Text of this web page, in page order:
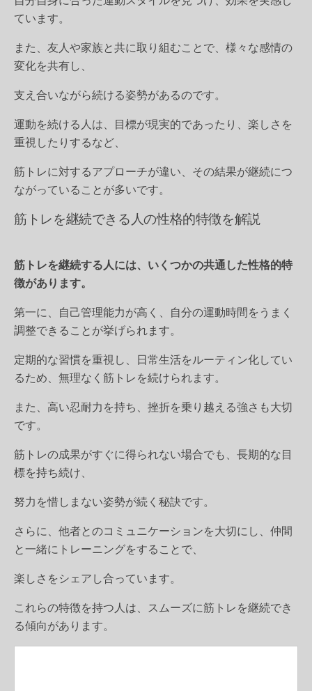
ています。
また、友人や家族と共に取り組むことで、様々な感情の
変化を共有し、
支え合いながら続ける姿勢があるのです。
運動を続ける人は、目標が現実的であったり、楽しさを
重視したりするなど、
筋トレに対するアプローチが違い、その結果が継続につ
ながっていることが多いです。
筋トレを継続できる人の性格的特徴を解説
筋トレを継続する人には、いくつかの共通した性格的特
徴があります。
第一に、自己管理能力が高く、自分の運動時間をうまく
調整できることが挙げられます。
定期的な習慣を重視し、日常生活をルーティン化してい
るため、無理なく筋トレを続けられます。
また、高い忍耐力を持ち、挫折を乗り越える強さも大切
です。
筋トレの成果がすぐに得られない場合でも、長期的な目
標を持ち続け、
努力を惜しまない姿勢が続く秘訣です。
さらに、他者とのコミュニケーションを大切にし、仲間
と一緒にトレーニングをすることで、
楽しさをシェアし合っています。
これらの特徴を持つ人は、スムーズに筋トレを継続でき
る傾向があります。